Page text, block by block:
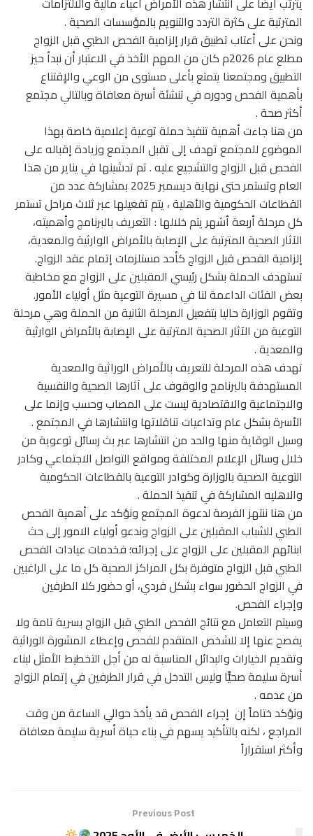
المترتبة على كثرة التردد والتنويم بالمؤسسات الصحية .
ونحن على أعتاب تطبيق قرار إلزامية الفحص الطبي قبل الزواج
مطلع عام 2026م كان من المهم الأخذ في الاعتبار أن نبدأ حيز
التطبيق ومجتمعنا يتمتع بأعلى مستوى من الوعي والإقتناع
بأهمية الفحص ودوره في تنشئة أسرة معافاة وبالتالي مجتمع
أكثر صحة .
من هنا جاءت أهمية تنفيذ حملة توعية إعلامية خاصة بهذا
الموضوع للمجتمع تهدف إلى تقبل المجتمع وزيادة إقباله على
الفحص قبل الزواج والتشجيع عليه . تم تدشينها في يناير من هذا
العام وتستمر حتى نهاية ديسمبر 2025 بمشاركة عدد من
القطاعات الحكومية والأهلية ، يتم تفعيلها عبر ثلاث مراحل تستمر
كل مرحلة أربعة أشهر يتم خلالها : التعريف بالبرنامج وأهميته،
الآثار الصحية المترتبة على الإصابة بالأمراض الوارثية والمعدية،
إلزامية الفحص قبل الزواج كأحد مستلزمات إتمام عقد الزواج.
تستهدف الحملة بشكل رئيسي المقبلين على الزواج مع مخاطبة
بعض الفئات الداعمة لنا في مسيرة التوعية مثل أولياء الأمور.
وتقوم الوزارة حاليا بتفعيل المرحلة الثانية من الحملة وهي مرحلة
التوعية من الآثار الصحية المترتبة على الإصابة بالأمراض الوارثية
والمعدية .
تهدف هذه المرحلة للتعريف بالأمراض الوراثية والمعدية
المستهدفة بالبرنامج والوقوف على آثارها الصحية والنفسية
والاجتماعية والاقتصادية ليست على المصاب وحسب وإنما على
الأسرة بشكل عام وتداعيات تناقلاتها وانتشارها في المجتمع .
وسبل الوقاية منها والحد من انتشارها عبر بث رسائل توعوية من
خلال وسائل الإعلام المختلفة ومواقع التواصل الاجتماعي وكادر
التوعية الصحية بالوزارة وكوادر التوعية بالقطاعات الحكومية
والاهليه المشاركة في تنفيذ الحملة .
من هنا ننتهز الفرصة لدعوة المجتمع ونؤكد على أهمية الفحص
الطبي للشباب المقبلين على الزواج وندعو أولياء الامور إلى حث
ابنائهم المقبلين على الزواج على إجرائه؛ فخدمات عيادات الفحص
الطبي قبل الزواج متوفرة بكل المراكز الصحية كل ما على الراغبين
في الزواج الحضور سواء بشكل فردي، أو حضور كلا الطرفين
وإجراء الفحص.
وسيتم التعامل مع نتائج الفحص الطبي قبل الزواج بسرية تامة ولا
يفصح عنها إلا للشخص المتقدم للفحص وإعطاء المشورة الوراثية
وتقديم الخيارات والبدائل المناسبة له من أجل التخطيط الأمثل لبناء
أسرة سليمة صحيًّا وليس التدخل في قرار الطرفين في إتمام الزواج
من عدمه .
ونؤكد ختاماً إن إجراء الفحص قد يأخذ حوالي الساعة من وقت
المراجع ، لكنه بالتأكيد يسهم في بناء حياة أسرية سليمة معافاة
وأكثر استقراراً
Previous Post